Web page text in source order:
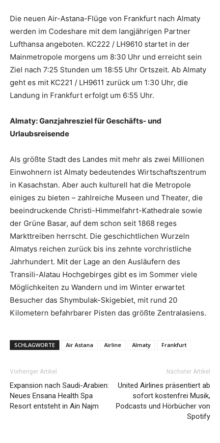
Die neuen Air-Astana-Flüge von Frankfurt nach Almaty
werden im Codeshare mit dem langjährigen Partner
Lufthansa angeboten. KC222 / LH9610 startet in der
Mainmetropole morgens um 8:30 Uhr und erreicht sein
Ziel nach 7:25 Stunden um 18:55 Uhr Ortszeit. Ab Almaty
geht es mit KC221 / LH9611 zurück um 1:30 Uhr, die
Landung in Frankfurt erfolgt um 6:55 Uhr.
Almaty: Ganzjahresziel für Geschäfts- und
Urlaubsreisende
Als größte Stadt des Landes mit mehr als zwei Millionen
Einwohnern ist Almaty bedeutendes Wirtschaftszentrum
in Kasachstan. Aber auch kulturell hat die Metropole
einiges zu bieten – zahlreiche Museen und Theater, die
beeindruckende Christi-Himmelfahrt-Kathedrale sowie
der Grüne Basar, auf dem schon seit 1868 reges
Markttreiben herrscht. Die geschichtlichen Wurzeln
Almatys reichen zurück bis ins zehnte vorchristliche
Jahrhundert. Mit der Lage an den Ausläufern des
Transili-Alatau Hochgebirges gibt es im Sommer viele
Möglichkeiten zu Wandern und im Winter erwartet
Besucher das Shymbulak-Skigebiet, mit rund 20
Kilometern befahrbarer Pisten das größte Zentralasiens.
SCHLAGWORTE Air Astana Airline Almaty Frankfurt
Vorheriger Artikel
Expansion nach Saudi-Arabien:
Neues Ensana Health Spa
Resort entsteht in Ain Najm
Nächster Artikel
United Airlines präsentiert ab
sofort kostenfrei Musik,
Podcasts und Hörbücher von
Spotify